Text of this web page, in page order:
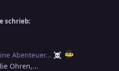
schrieb:
Abenteuer... ☠️
Ohren,...